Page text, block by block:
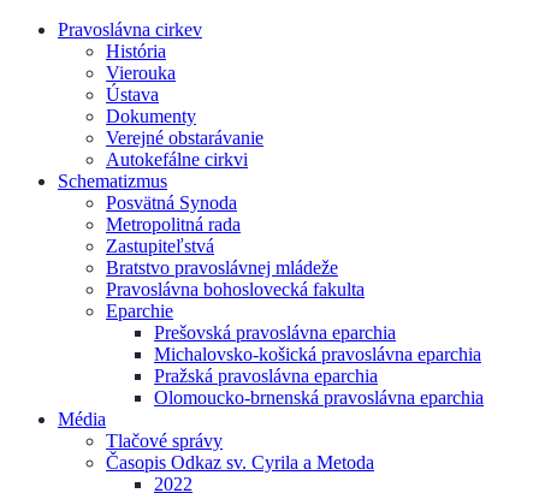
Pravoslávna cirkev
História
Vierouka
Ústava
Dokumenty
Verejné obstarávanie
Autokefálne cirkvi
Schematizmus
Posvätná Synoda
Metropolitná rada
Zastupiteľstvá
Bratstvo pravoslávnej mládeže
Pravoslávna bohoslovecká fakulta
Eparchie
Prešovská pravoslávna eparchia
Michalovsko-košická pravoslávna eparchia
Pražská pravoslávna eparchia
Olomoucko-brnenská pravoslávna eparchia
Média
Tlačové správy
Časopis Odkaz sv. Cyrila a Metoda
2022